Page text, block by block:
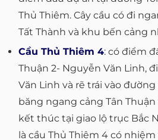
Thủ Thiêm. Cây cầu có đi
Tất Thành và khu bến cảng
Cầu Thủ Thiêm 4: có điểm
Thuận 2- Nguyễn Văn Linh,
Văn Linh và rẽ trái vào đường
băng ngang cảng Tân Thuận
kết thúc tại giao lộ trục Bắc
là cầu Thủ Thiêm 4 có